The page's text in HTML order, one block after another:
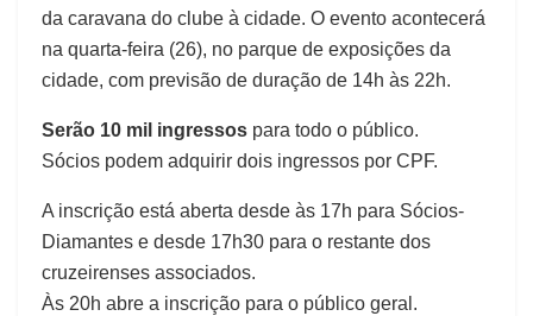
da caravana do clube à cidade. O evento acontecerá
na quarta-feira (26), no parque de exposições da
cidade, com previsão de duração de 14h às 22h.
Serão 10 mil ingressos para todo o público.
Sócios podem adquirir dois ingressos por CPF.
A inscrição está aberta desde às 17h para Sócios-
Diamantes e desde 17h30 para o restante dos
cruzeirenses associados.
Às 20h abre a inscrição para o público geral.